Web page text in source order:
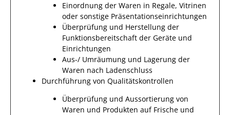
Einordnung der Waren in Regale, Vitrinen
oder sonstige Präsentationseinrichtungen
Überprüfung und Herstellung der
Funktionsbereitschaft der Geräte und
Einrichtungen
Aus-/ Umräumung und Lagerung der
Waren nach Ladenschluss
Durchführung von Qualitätskontrollen
Überprüfung und Aussortierung von
Waren und Produkten auf Frische und